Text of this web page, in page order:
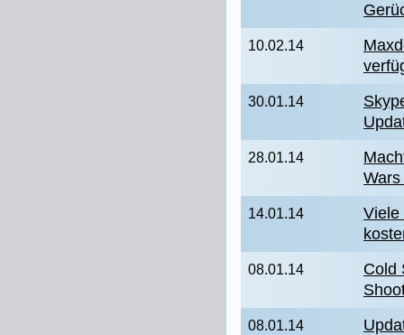
10.02.14
30.01.14
28.01.14
14.01.14
Viele
08.01.14
Cold
08.01.14